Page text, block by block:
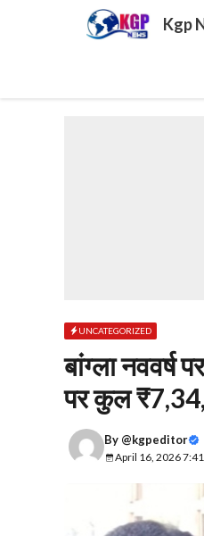
Kgp
UNCATEGORIZED
बांग्ला नववर्ष
पर कुल
By @kgpeditor
April 16, 2026